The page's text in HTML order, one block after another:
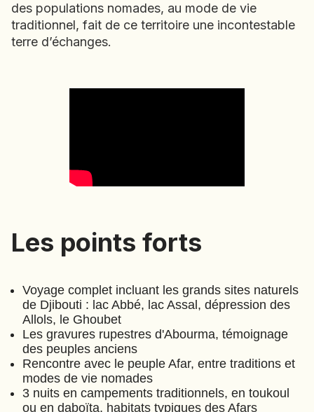
DJIBOUTI
GUINÉE-BISSAU
GUINÉE CONAKRY
HONDURAS
INDE
INDONÉSIE
IRAQ
JAPON
JORDANIE
Le Sel de la Terre
⋅13Jours
des populations nomades, au mode de vie
traditionnel, fait de ce territoire une incontestable
terre d’échanges.
Les points forts
Les points forts
Voyage complet incluant les grands sites naturels
de Djibouti : lac Abbé, lac Assal, dépression des
Allols, le Ghoubet
Les gravures rupestres d'Abourma, témoignage
des peuples anciens
Rencontre avec le peuple Afar, entre traditions et
modes de vie nomades
3 nuits en campements traditionnels, en toukoul
ou en daboïta, habitats typiques des Afars